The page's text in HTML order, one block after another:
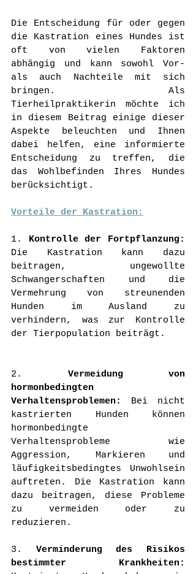
Die Entscheidung für oder gegen
die Kastration eines Hundes ist
oft von vielen Faktoren
abhängig und kann sowohl Vor-
als auch Nachteile mit sich
bringen. Als
Tierheilpraktikerin möchte ich
in diesem Beitrag einige dieser
Aspekte beleuchten und Ihnen
dabei helfen, eine informierte
Entscheidung zu treffen, die
das Wohlbefinden Ihres Hundes
berücksichtigt.
Vorteile der Kastration:
1. Kontrolle der Fortpflanzung:
Die Kastration kann dazu
beitragen, ungewollte
Schwangerschaften und die
Vermehrung von streunenden
Hunden im Ausland zu
verhindern, was zur Kontrolle
der Tierpopulation beiträgt.
2. Vermeidung von
hormonbedingten
Verhaltensproblemen:
Bei nicht
kastrierten Hunden können
hormonbedingte
Verhaltensprobleme wie
Aggression, Markieren und
läufigkeitsbedingtes Unwohlsein
auftreten. Die Kastration kann
dazu beitragen, diese Probleme
zu vermeiden oder zu
reduzieren.
3. Verminderung des Risikos
bestimmter Krankheiten: